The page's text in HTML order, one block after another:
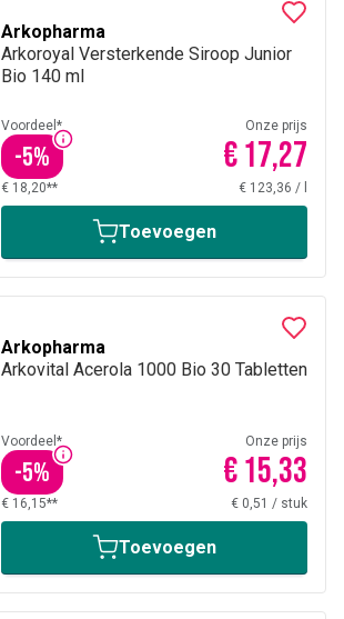
Arkopharma
Arkoroyal Versterkende Siroop Junior
Bio 140 ml
Voordeel*
-5%
Onze prijs
€ 17,27
€ 18,20** € 123,36 /
Toevoegen
Arkopharma
Arkovital Acerola 1000 Bio 30 Tabletten
Voordeel*
-5%
Onze prijs
€ 15,33
€ 16,15** € 0,51 / stuk
Toevoegen